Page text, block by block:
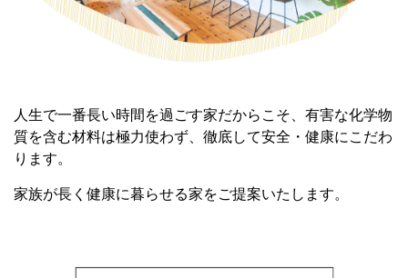
人生で一番長い時間を過ごす家だからこそ、有害な化学物
質を含む材料は極力使わず、徹底して安全・健康にこだわ
ります。
家族が長く健康に暮らせる家をご提案いたします。